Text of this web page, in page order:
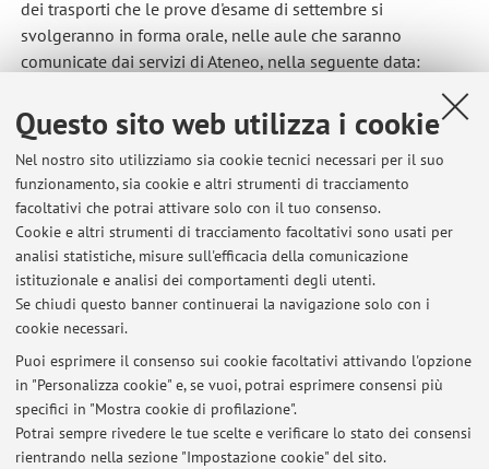
Questo sito web utilizza i cookie
Nel nostro sito utilizziamo sia cookie tecnici necessari per il suo
funzionamento, sia cookie e altri strumenti di tracciamento
facoltativi che potrai attivare solo con il tuo consenso.
Cookie e altri strumenti di tracciamento facoltativi sono usati per
analisi statistiche, misure sull'efficacia della comunicazione
istituzionale e analisi dei comportamenti degli utenti.
Se chiudi questo banner continuerai la navigazione solo con i
cookie necessari.
Puoi esprimere il consenso sui cookie facoltativi attivando l'opzione
in "Personalizza cookie" e, se vuoi, potrai esprimere consensi più
specifici in "Mostra cookie di profilazione".
Potrai sempre rivedere le tue scelte e verificare lo stato dei consensi
rientrando nella sezione "Impostazione cookie" del sito.
dei trasporti che le prove d'esame di settembre si
svolgeranno in forma orale, nelle aule che saranno
comunicate dai servizi di Ateneo, nella seguente data:
Pubblicato il: 05 giugno 2024
Ultimi avvisi
RICEVIMENTO STUDENTI - sospensione
Pubblicato il: 20 luglio 2026
RICEVIMENTO STUDENTI - 13 luglio 2026
Pubblicato il: 13 luglio 2026
RICEVIMENTO STUDENTI - Variazione
Pubblicato il: 25 giugno 2026